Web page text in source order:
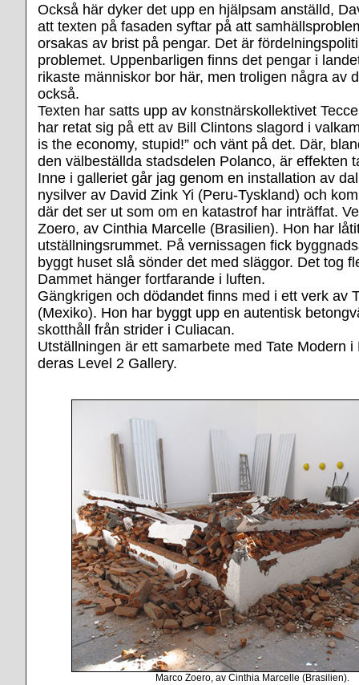
Också här dyker det upp en hjälpsam anställd,
att texten på fasaden syftar på att
orsakas av brist på pengar. Det är
problemet. Uppenbarligen finns det pengar i
rikaste människor bor här, men troligen några av
också.
Texten har satts upp av konstnärskollektivet
har retat sig på ett av Bill Clintons slagord i
is the economy, stupid!” och vänt på det. Där,
den välbeställda stadsdelen Polanco, är effekten
Inne i galleriet går jag genom en installation av
nysilver av David Zink Yi (Peru-Tyskland) och
där det ser ut som om en katastrof har inträffat.
Zoero, av Cinthia Marcelle (Brasilien). Hon har
utställningsrummet. På vernissagen fick
byggt huset slå sönder det med släggor. Det tog
Dammet hänger fortfarande i luften.
Gängkrigen och dödandet finns med i ett verk av
(Mexiko). Hon har byggt upp en autentisk
skotthåll från strider i Culiacan.
Utställningen är ett samarbete med Tate Modern i
deras Level 2 Gallery.
Marco Zoero, av Cinthia Marcelle (Brasilien).